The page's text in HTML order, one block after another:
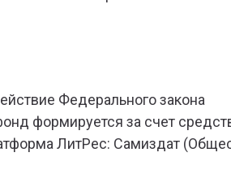
Федерального закона
формируется за счет
ЛитРес: Самиздат